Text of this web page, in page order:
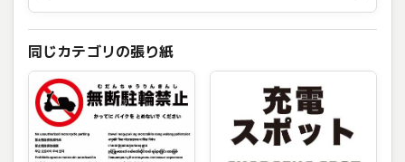
同じカテゴリの張り紙